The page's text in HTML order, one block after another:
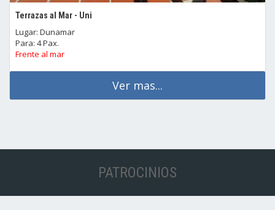
Terrazas al Mar - Uni
Lugar: Dunamar
Para: 4 Pax.
Frente al mar
Ver mas...
PATROCINIOS